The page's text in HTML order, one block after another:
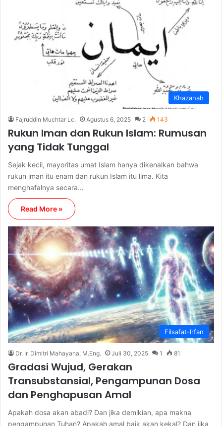
Khazanah
Fajruddin Muchtar Lc. Agustus 6, 2025 2 143
Rukun Iman dan Rukun Islam: Rumusan
yang Tidak Tunggal
Sejak kecil, mayoritas umat Islam hanya dikenalkan bahwa
rukun iman itu enam dan rukun Islam itu lima. Kita
menghafalnya secara…
Read More »
Filsafat-Irfan
Dr. Ir. Dimitri Mahayana, M.Eng. Juli 30, 2025 1 81
Gradasi Wujud, Gerakan
Transubstansial, Pengampunan Dosa
dan Penghapusan Amal
Apakah dosa akan abadi? Dan jika demikian, apa makna
pengampunan Tuhan? Apakah amal baik akan kekal? Dan jika